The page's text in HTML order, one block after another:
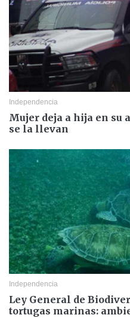
Independencia
Mujer deja a hija en su
se la llevan
Independencia
Ley General de
tortugas marinas: